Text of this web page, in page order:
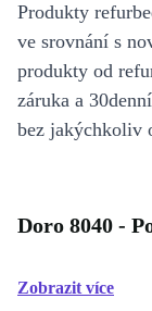
Produkty
ve srovnání s
produkty od
záruka a
bez jakýchkoliv
Doro 8040 -
Zobrazit více